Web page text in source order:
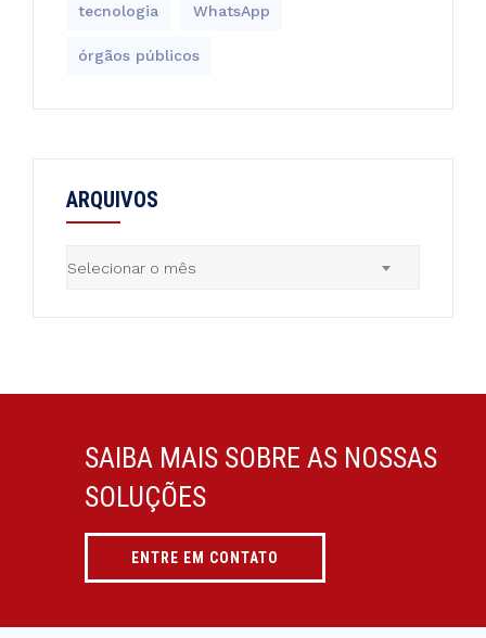
tecnologia WhatsApp
órgãos públicos
ARQUIVOS
Selecionar o mês
SAIBA MAIS SOBRE AS NOSSAS
SOLUÇÕES
ENTRE EM CONTATO